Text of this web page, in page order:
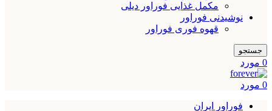
مکمل غذایی فوراور دیلی
نوشیدنی فوراور
قهوه فوری فوراور
جستجو
0 مورد
0 مورد
فوراور ایران